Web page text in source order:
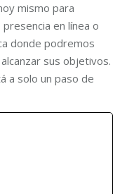
mismo para
en línea o
donde podremos
sus objetivos.
a solo un paso de